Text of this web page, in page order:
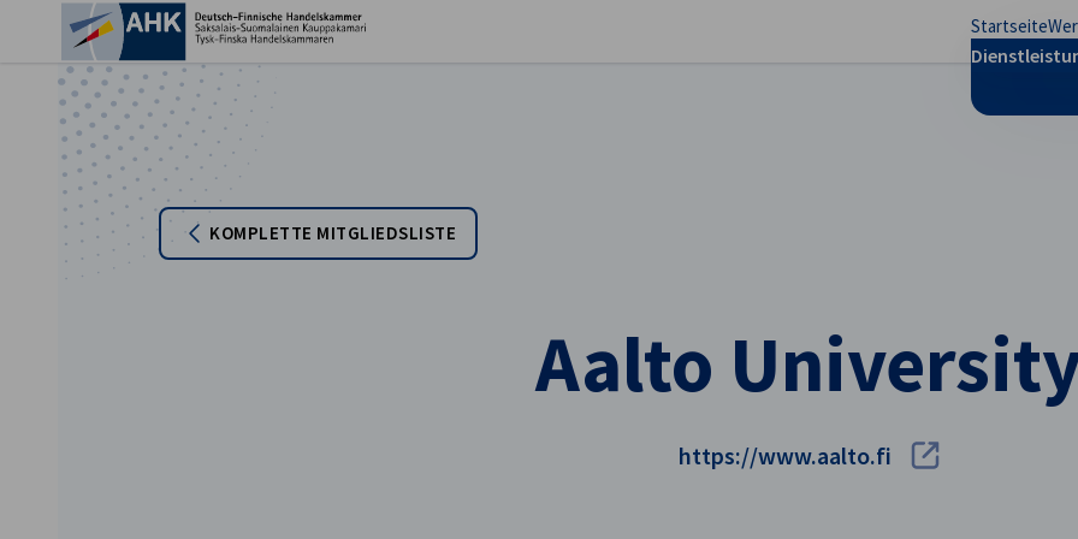
Startseite
KOMPLETTE MITGLIEDSLISTE
Aalto
https://www.aalto.fi